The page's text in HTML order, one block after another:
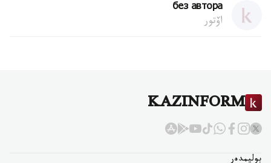
без автора
اۆتور
KAZINFORM
بوليمدەر